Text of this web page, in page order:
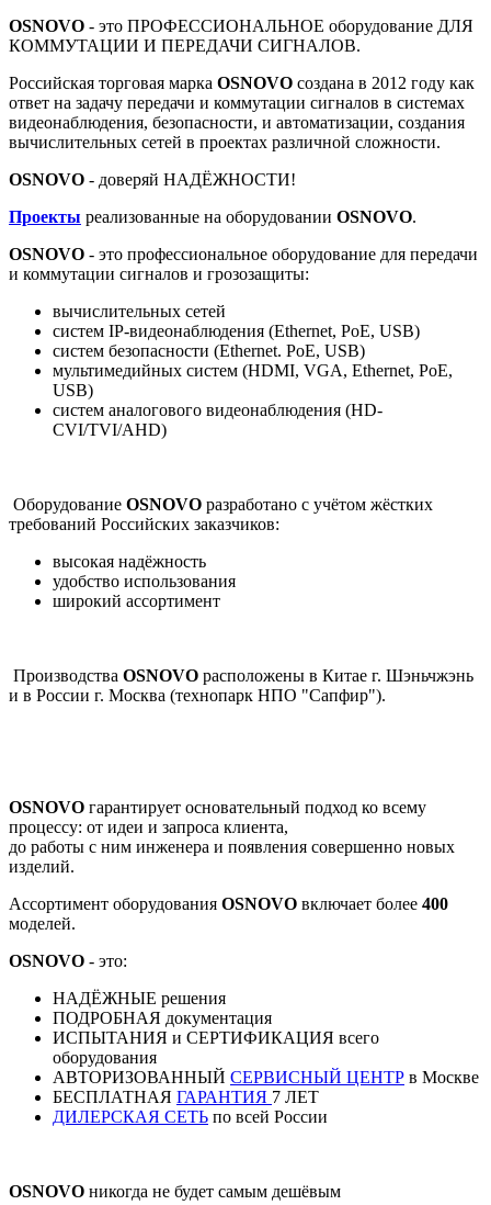
OSNOVO - это ПРОФЕССИОНАЛЬНОЕ оборудование ДЛЯ
КОММУТАЦИИ И ПЕРЕДАЧИ СИГНАЛОВ.
Российская торговая марка OSNOVO создана в 2012 году как
ответ на задачу передачи и коммутации сигналов в системах
видеонаблюдения, безопасности, и автоматизации, создания
вычислительных сетей в проектах различной сложности.
OSNOVO - доверяй НАДЁЖНОСТИ!
Проекты реализованные на оборудовании OSNOVO.
OSNOVO - это профессиональное оборудование для передачи
и коммутации сигналов и грозозащиты:
вычислительных сетей
систем IP-видеонаблюдения (Ethernet, PoE, USB)
систем безопасности (Ethernet. PoE, USB)
мультимедийных систем (HDMI, VGA, Ethernet, PoE,
USB)
систем аналогового видеонаблюдения (HD-
CVI/TVI/AHD)
Оборудование OSNOVO разработано с учётом жёстких
требований Российских заказчиков:
высокая надёжность
удобство использования
широкий ассортимент
Производства OSNOVO расположены в Китае г. Шэньчжэнь
и в России г. Москва (технопарк НПО "Сапфир").
OSNOVO гарантирует основательный подход ко всему
процессу: от идеи и запроса клиента,
до работы с ним инженера и появления совершенно новых
изделий.
Ассортимент оборудования OSNOVO включает более 400
моделей.
OSNOVO - это:
НАДЁЖНЫЕ решения
ПОДРОБНАЯ документация
ИСПЫТАНИЯ и СЕРТИФИКАЦИЯ всего
оборудования
АВТОРИЗОВАННЫЙ СЕРВИСНЫЙ ЦЕНТР в Москве
БЕСПЛАТНАЯ ГАРАНТИЯ 7 ЛЕТ
ДИЛЕРСКАЯ СЕТЬ по всей России
OSNOVO никогда не будет самым дешёвым